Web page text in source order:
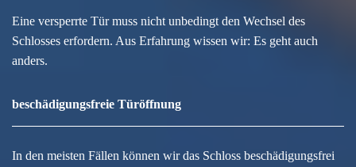
Eine versperrte Tür muss nicht unbedingt den Wechsel des
Schlosses erfordern. Aus Erfahrung wissen wir: Es geht auch
anders.
beschädigungsfreie Türöffnung
In den meisten Fällen können wir das Schloss beschädigungsfrei